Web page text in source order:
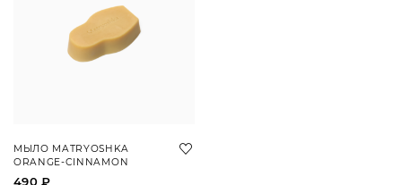
МЫЛО MATRYOSHKA
ORANGE-CINNAMON
490 ₽